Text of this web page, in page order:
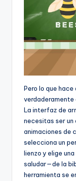
Pero lo que
verdaderamente
La interfaz de
necesitas ser
animaciones de
selecciona un
lienzo y elige
saludar—de la
herramienta se